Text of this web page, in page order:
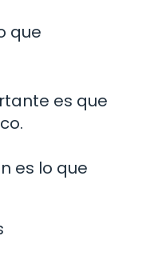
que
es que
es lo que